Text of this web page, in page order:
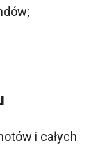
i całych